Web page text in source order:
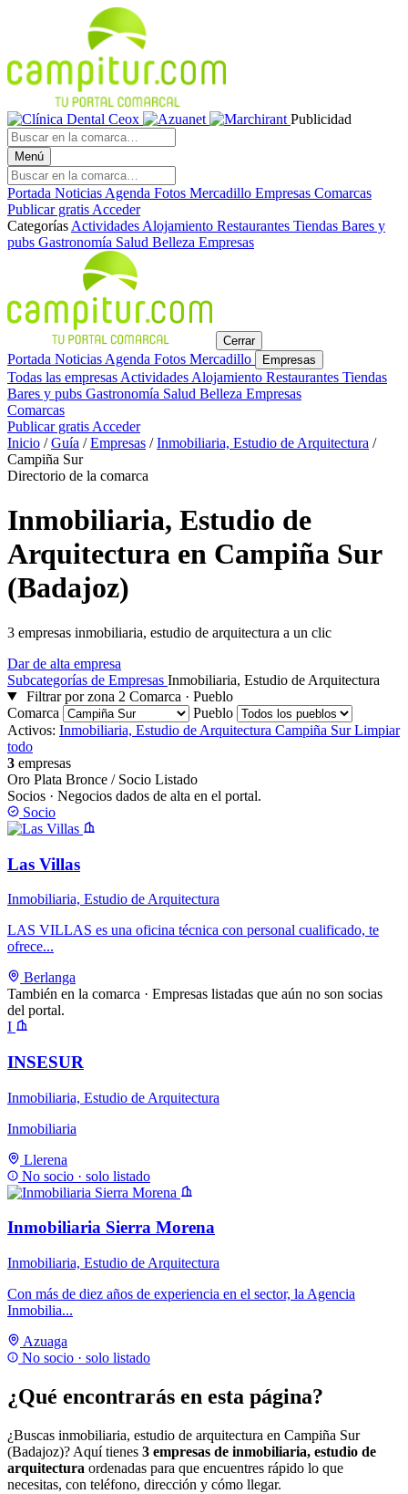
Publicidad
Menú
Portada Noticias Agenda Fotos Mercadillo Empresas Comarcas
Publicar gratis Acceder
Categorías Actividades Alojamiento Restaurantes Tiendas Bares y
pubs Gastronomía Salud Belleza Empresas
Cerrar
Portada Noticias Agenda Fotos Mercadillo Empresas
Todas las empresas Actividades Alojamiento Restaurantes Tiendas
Bares y pubs Gastronomía Salud Belleza Empresas
Comarcas
Publicar gratis Acceder
Inicio / Guía / Empresas / Inmobiliaria, Estudio de Arquitectura /
Campiña Sur
Directorio de la comarca
Inmobiliaria, Estudio de
Arquitectura en Campiña Sur
(Badajoz)
3 empresas inmobiliaria, estudio de arquitectura a un clic
Dar de alta empresa
Subcategorías de Empresas Inmobiliaria, Estudio de Arquitectura
Filtrar por zona 2 Comarca · Pueblo
Comarca
Pueblo
Activos: Inmobiliaria, Estudio de Arquitectura Campiña SurLimpiar
todo
3 empresas
Oro Plata Bronce / Socio Listado
Socios · Negocios dados de alta en el portal.
Socio
Las Villas
Inmobiliaria, Estudio de Arquitectura
LAS VILLAS es una oficina técnica con personal cualificado, te
ofrece...
Berlanga
También en la comarca · Empresas listadas que aún no son socias
del portal.
I
INSESUR
Inmobiliaria, Estudio de Arquitectura
Inmobiliaria
Llerena
No socio · solo listado
Inmobiliaria Sierra Morena
Inmobiliaria, Estudio de Arquitectura
Con más de diez años de experiencia en el sector, la Agencia
Inmobilia...
Azuaga
No socio · solo listado
¿Qué encontrarás en esta página?
¿Buscas inmobiliaria, estudio de arquitectura en Campiña Sur
(Badajoz)? Aquí tienes 3 empresas de inmobiliaria, estudio de
arquitectura ordenadas para que encuentres rápido lo que
necesitas, con teléfono, dirección y cómo llegar.